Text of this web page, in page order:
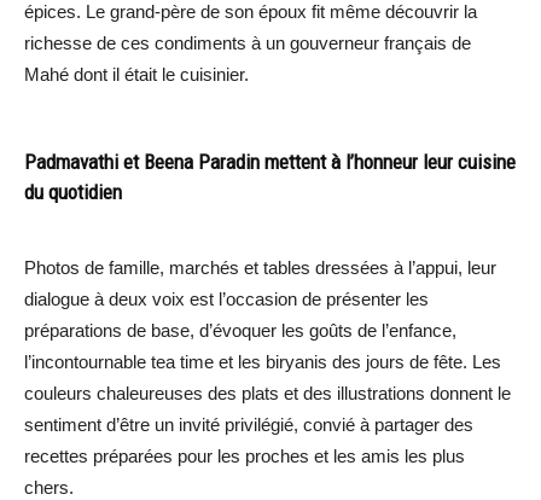
épices. Le grand-père de son époux fit même découvrir la
richesse de ces condiments à un gouverneur français de
Mahé dont il était le cuisinier.
Padmavathi et Beena Paradin mettent à l’honneur leur cuisine
du quotidien
Photos de famille, marchés et tables dressées à l’appui, leur
dialogue à deux voix est l’occasion de présenter les
préparations de base, d’évoquer les goûts de l’enfance,
l’incontournable tea time et les biryanis des jours de fête. Les
couleurs chaleureuses des plats et des illustrations donnent le
sentiment d’être un invité privilégié, convié à partager des
recettes préparées pour les proches et les amis les plus
chers.